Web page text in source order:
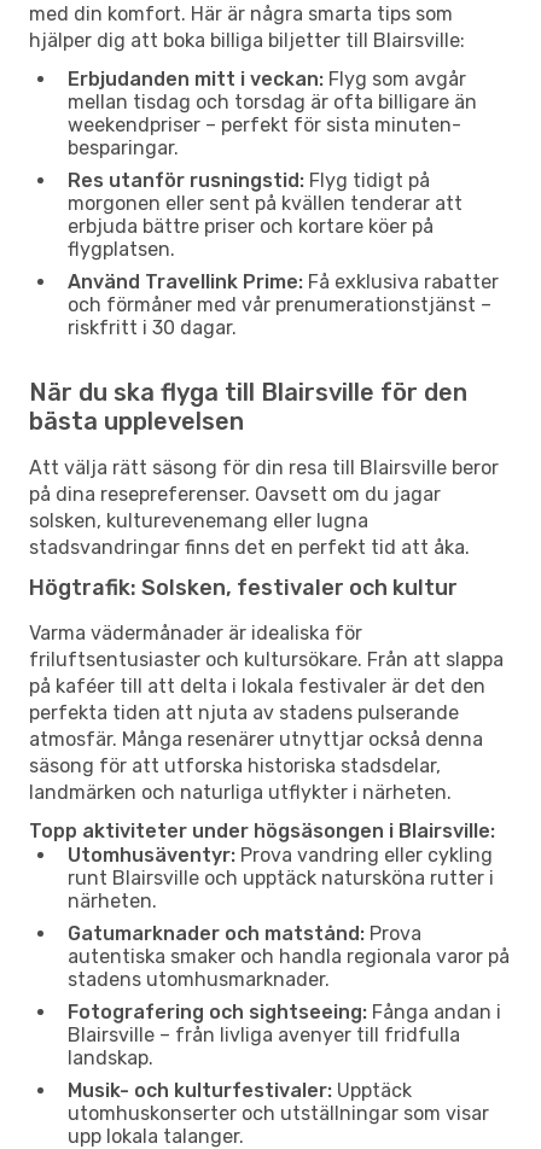
med din komfort. Här är några smarta tips som
hjälper dig att boka billiga biljetter till Blairsville:
Erbjudanden mitt i veckan: Flyg som avgår
mellan tisdag och torsdag är ofta billigare än
weekendpriser – perfekt för sista minuten-
besparingar.
Res utanför rusningstid: Flyg tidigt på
morgonen eller sent på kvällen tenderar att
erbjuda bättre priser och kortare köer på
flygplatsen.
Använd Travellink Prime: Få exklusiva rabatter
och förmåner med vår prenumerationstjänst –
riskfritt i 30 dagar.
När du ska flyga till Blairsville för den
bästa upplevelsen
Att välja rätt säsong för din resa till Blairsville beror
på dina resepreferenser. Oavsett om du jagar
solsken, kulturevenemang eller lugna
stadsvandringar finns det en perfekt tid att åka.
Högtrafik: Solsken, festivaler och kultur
Varma vädermånader är idealiska för
friluftsentusiaster och kultursökare. Från att slappa
på kaféer till att delta i lokala festivaler är det den
perfekta tiden att njuta av stadens pulserande
atmosfär. Många resenärer utnyttjar också denna
säsong för att utforska historiska stadsdelar,
landmärken och naturliga utflykter i närheten.
Topp aktiviteter under högsäsongen i Blairsville:
Utomhusäventyr: Prova vandring eller cykling
runt Blairsville och upptäck natursköna rutter i
närheten.
Gatumarknader och matstånd: Prova
autentiska smaker och handla regionala varor på
stadens utomhusmarknader.
Fotografering och sightseeing: Fånga andan i
Blairsville – från livliga avenyer till fridfulla
landskap.
Musik- och kulturfestivaler: Upptäck
utomhuskonserter och utställningar som visar
upp lokala talanger.